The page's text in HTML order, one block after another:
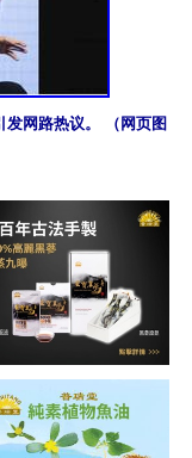
网路热议。 （网页图